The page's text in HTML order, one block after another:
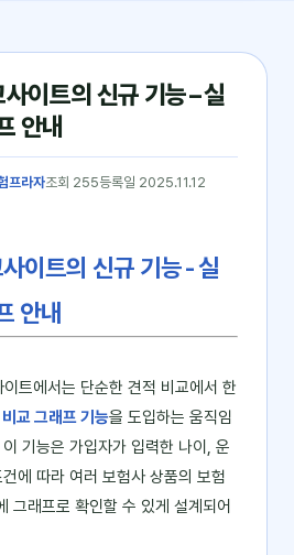
이트의 신규 기능 – 실
안내
프라자조회 255등록일 2025.11.12
이트의 신규 기능 - 실
안내
트에서는 단순한 견적 비교에서 한
교 그래프 기능을 도입하는 움직임
기능은 가입자가 입력한 나이, 운
에 따라 여러 보험사 상품의 보험
그래프로 확인할 수 있게 설계되어